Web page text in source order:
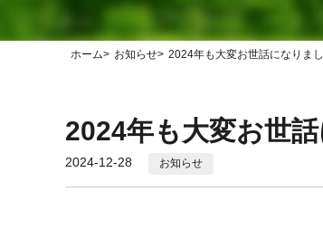
ホーム お知らせ 2024年も大変お世話になりま
2024年も大変お世
2024-12-28 お知らせ